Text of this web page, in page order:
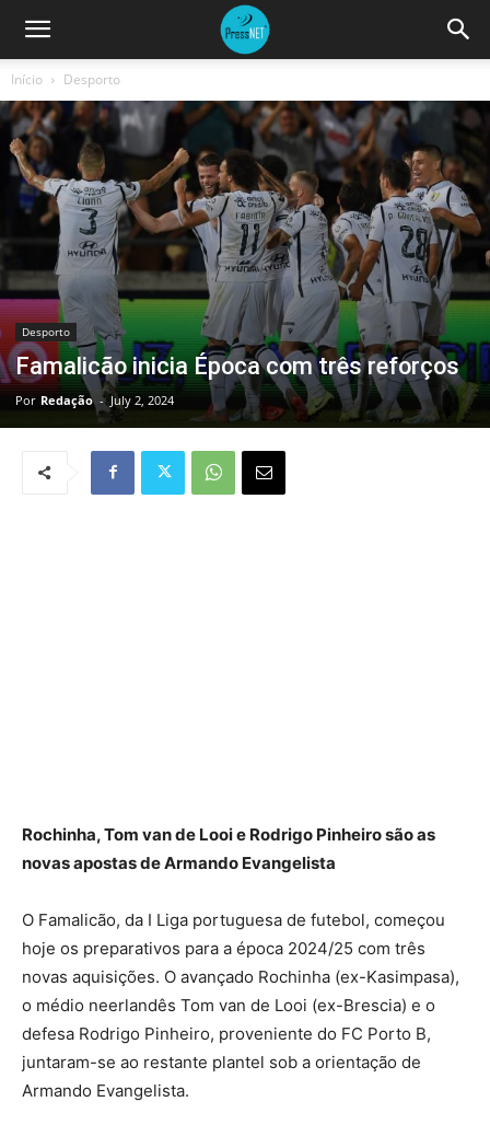
Início Desporto
Desporto
Famalicão inicia Época com três reforços
Por Redação - July 2, 2024
Rochinha, Tom van de Looi e Rodrigo Pinheiro são as
novas apostas de Armando Evangelista
O Famalicão, da I Liga portuguesa de futebol, começou
hoje os preparativos para a época 2024/25 com três
novas aquisições. O avançado Rochinha (ex-Kasimpasa),
o médio neerlandês Tom van de Looi (ex-Brescia) e o
defesa Rodrigo Pinheiro, proveniente do FC Porto B,
juntaram-se ao restante plantel sob a orientação de
Armando Evangelista.